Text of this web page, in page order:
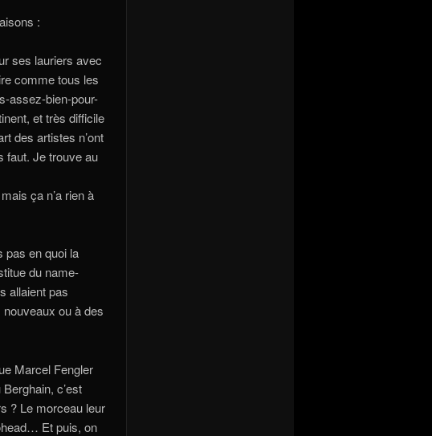
:
ses lauriers avec
comme tous les
assez-bien-pour-
et très difficile
des artistes n’ont
faut. Je trouve au
ça n’a rien à
pas en quoi la
du name-
allaient pas
ou à des
Marcel Fengler
c’est
? Le morceau leur
Et puis, on